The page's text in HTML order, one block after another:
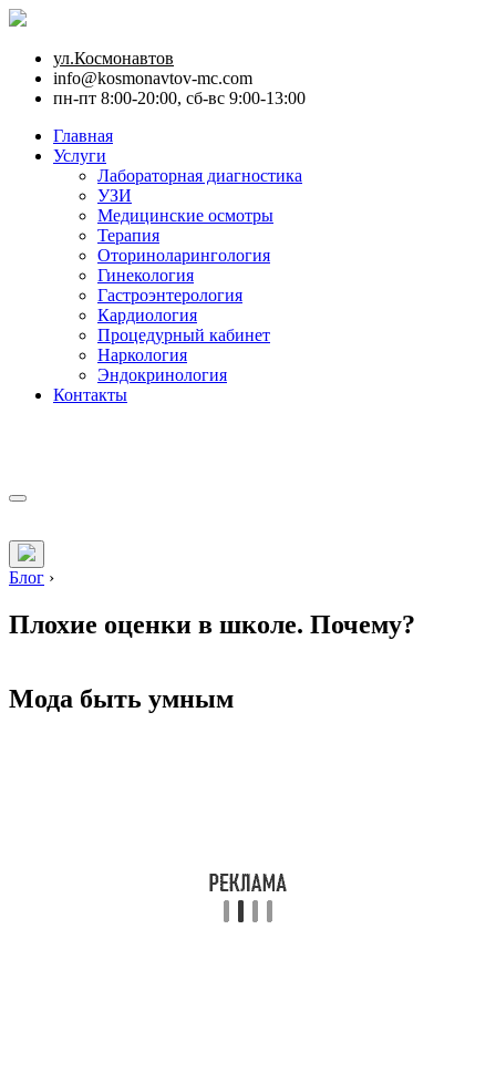
ул.Космонавтов
info@kosmonavtov-mc.com
пн-пт 8:00-20:00, сб-вс 9:00-13:00
Главная
Услуги
Лабораторная диагностика
УЗИ
Медицинские осмотры
Терапия
Оториноларингология
Гинекология
Гастроэнтерология
Кардиология
Процедурный кабинет
Наркология
Эндокринология
Контакты
Блог ›
Плохие оценки в школе. Почему?
Мода быть умным